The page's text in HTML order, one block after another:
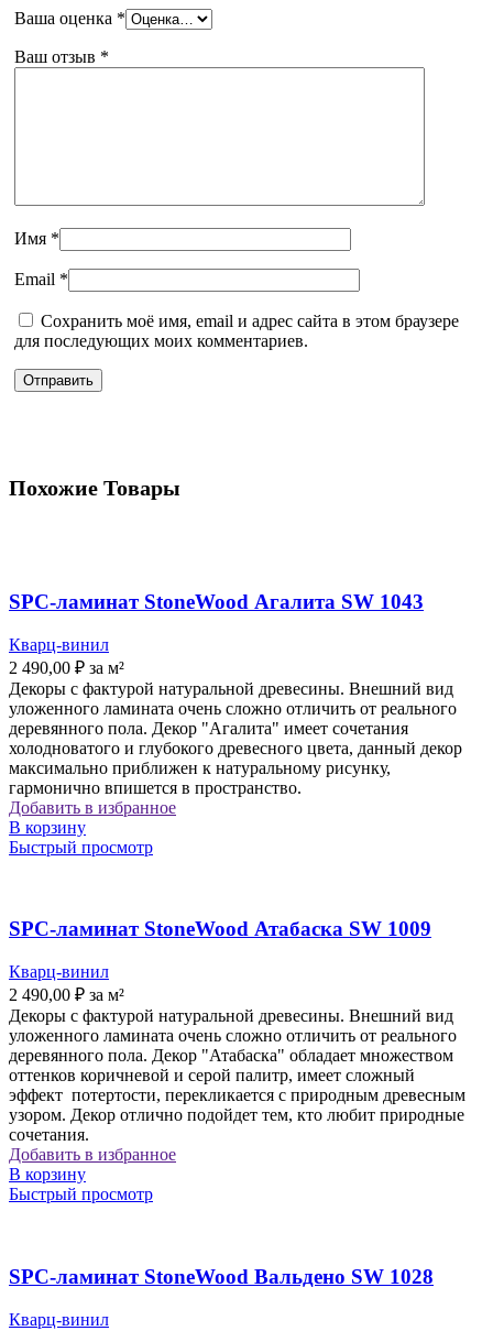
Ваша оценка *
Ваш отзыв *
Имя *
Email *
Сохранить моё имя, email и адрес сайта в этом браузере
для последующих моих комментариев.
Похожие Товары
SPC-ламинат StoneWood Агалита SW 1043
Кварц-винил
2 490,00 ₽ за м²
Декоры с фактурой натуральной древесины. Внешний вид
уложенного ламината очень сложно отличить от реального
деревянного пола. ​Декор "Агалита" имеет сочетания
холодноватого и глубокого древесного цвета, данный декор
максимально приближен к натуральному рисунку,
гармонично впишется в пространство.
Добавить в избранное
В корзину
Быстрый просмотр
SPC-ламинат StoneWood Атабаска SW 1009
Кварц-винил
2 490,00 ₽ за м²
Декоры с фактурой натуральной древесины. Внешний вид
уложенного ламината очень сложно отличить от реального
деревянного пола. Декор "Атабаска" обладает множеством
оттенков коричневой и серой палитр, имеет сложный
эффект потертости, перекликается с природным древесным
узором. Декор отлично подойдет тем, кто любит природные
сочетания.
Добавить в избранное
В корзину
Быстрый просмотр
SPC-ламинат StoneWood Вальдено SW 1028
Кварц-винил